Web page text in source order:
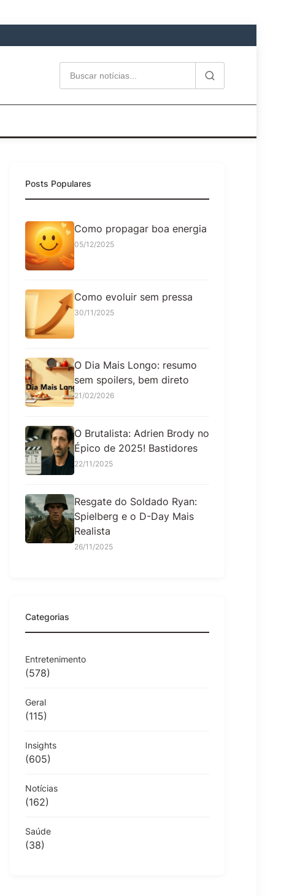
Posts Populares
Como propagar boa energia
05/12/2025
Como evoluir sem pressa
30/11/2025
O Dia Mais Longo: resumo
sem spoilers, bem direto
21/02/2026
O Brutalista: Adrien Brody no
Épico de 2025! Bastidores
22/11/2025
Resgate do Soldado Ryan:
Spielberg e o D-Day Mais
Realista
26/11/2025
Categorias
Entretenimento
(578)
Geral
(115)
Insights
(605)
Notícias
(162)
Saúde
(38)